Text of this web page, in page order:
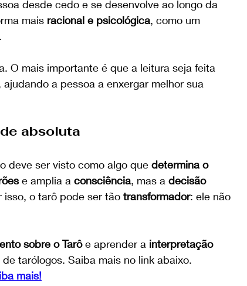
desde cedo e se desenvolve ao longo da
mais racional e psicológica, como um
.
O mais importante é que a leitura seja feita
ajudando a pessoa a enxergar melhor sua
absoluta
deve ser visto como algo que determina o
e amplia a consciência, mas a decisão
o tarô pode ser tão transformador: ele não
sobre o Tarô e aprender a interpretação
tarólogos. Saiba mais no link abaixo.
mais!